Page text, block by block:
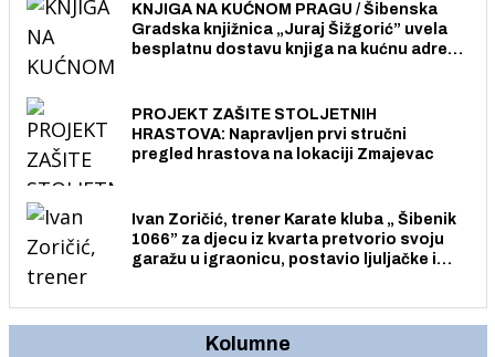
KNJIGA NA KUĆNOM PRAGU / Šibenska
Gradska knjižnica „Juraj Šižgorić” uvela
besplatnu dostavu knjiga na kućnu adresu
PROJEKT ZAŠITE STOLJETNIH
HRASTOVA: Napravljen prvi stručni
pregled hrastova na lokaciji Zmajevac
Ivan Zoričić, trener Karate kluba „ Šibenik
1066” za djecu iz kvarta pretvorio svoju
garažu u igraonicu, postavio ljuljačke i
Kolumne